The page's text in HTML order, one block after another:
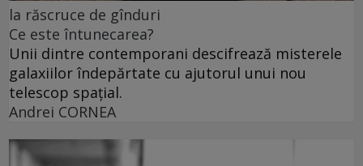
la răscruce de gînduri
Ce este întunecarea?
Unii dintre contemporani descifrează misterele
galaxiilor îndepărtate cu ajutorul unui nou
telescop spațial.
Andrei CORNEA